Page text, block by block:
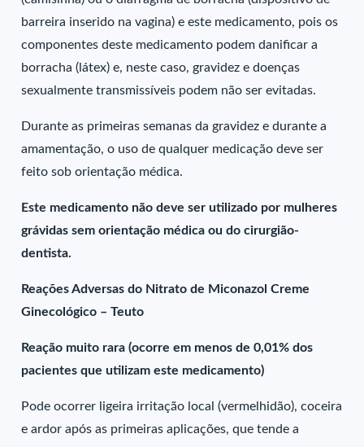
barreira inserido na vagina) e este medicamento, pois os
componentes deste medicamento podem danificar a
borracha (látex) e, neste caso, gravidez e doenças
sexualmente transmissíveis podem não ser evitadas.
Durante as primeiras semanas da gravidez e durante a
amamentação, o uso de qualquer medicação deve ser
feito sob orientação médica.
Este medicamento não deve ser utilizado por mulheres
grávidas sem orientação médica ou do cirurgião-
dentista.
Reações Adversas do Nitrato de Miconazol Creme
Ginecológico – Teuto
Reação muito rara (ocorre em menos de 0,01% dos
pacientes que utilizam este medicamento)
Pode ocorrer ligeira irritação local (vermelhidão), coceira
e ardor após as primeiras aplicações, que tende a